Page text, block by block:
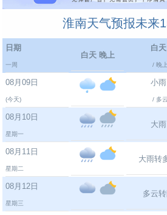
淮南天气预报未来
日期
一周
白天 晚上
白天
/ 晚上
08月09日
(今天)
小雨
/ 多云
08月10日
星期一
大雨
08月11日
星期二
大雨转
08月12日
星期三
多云